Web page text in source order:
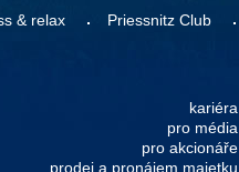
& relax Priessnitz Club
kariéra
pro média
pro akcionáře
prodej a pronájem majetku